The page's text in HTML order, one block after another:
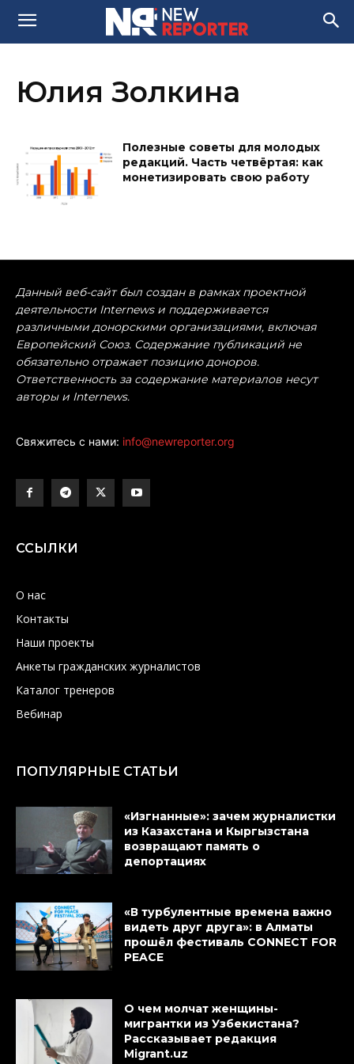
Юлия Золкина
Полезные советы для молодых
редакций. Часть четвёртая: как
монетизировать свою работу
Данный веб-сайт был создан в рамках проектной
деятельности Internews и поддерживается
различными донорскими организациями, включая
Европейский Союз. Содержание публикаций не
обязательно отражает позицию доноров.
Ответственность за содержание материалов несут
авторы и Internews.
Свяжитесь с нами: info@newreporter.org
ССЫЛКИ
О нас
Контакты
Наши проекты
Анкеты гражданских журналистов
Каталог тренеров
Вебинар
ПОПУЛЯРНЫЕ СТАТЬИ
«Изгнанные»: зачем журналистки
из Казахстана и Кыргызстана
возвращают память о
депортациях
«В турбулентные времена важно
видеть друг друга»: в Алматы
прошёл фестиваль CONNECT FOR
PEACE
О чем молчат женщины-
мигрантки из Узбекистана?
Рассказывает редакция
Migrant.uz